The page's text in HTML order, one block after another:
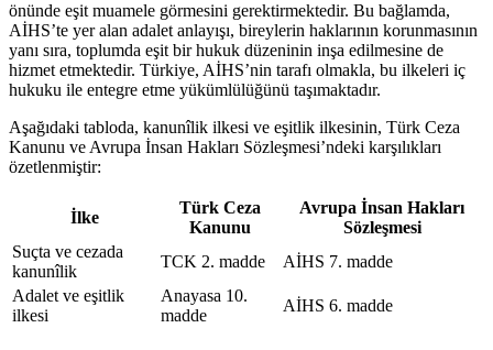
önünde eşit muamele görmesini gerektirmektedir. Bu bağlamda,
AİHS’te yer alan adalet ⁢anlayışı, bireylerin haklarının korunmasının
yanı sıra, toplumda eşit bir hukuk⁤ düzeninin inşa edilmesine de
hizmet⁣ etmektedir. Türkiye, ​AİHS’nin tarafı olmakla, bu ilkeleri iç
hukuku ​ile entegre etme yükümlülüğünü taşımaktadır.
Aşağıdaki tabloda, kanunîlik ilkesi ve eşitlik ilkesinin, Türk Ceza
Kanunu ve Avrupa İnsan ​Hakları Sözleşmesi’ndeki karşılıkları
özetlenmiştir:
İlke
Türk Ceza
Kanunu
Avrupa İnsan Hakları
Sözleşmesi
Suçta ve​ cezada
kanunîlik
TCK 2. madde
AİHS 7. madde
Adalet ve eşitlik
ilkesi
Anayasa 10.
madde
AİHS 6. madde